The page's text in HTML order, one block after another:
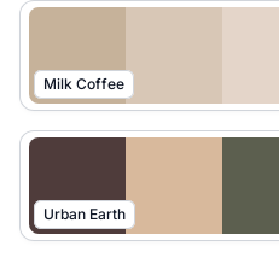
Milk Coffee
Urban Earth